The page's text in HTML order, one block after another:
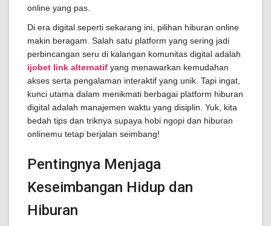
online yang pas.
Di era digital seperti sekarang ini, pilihan hiburan online
makin beragam. Salah satu platform yang sering jadi
perbincangan seru di kalangan komunitas digital adalah
ijobet link alternatif yang menawarkan kemudahan
akses serta pengalaman interaktif yang unik. Tapi ingat,
kunci utama dalam menikmati berbagai platform hiburan
digital adalah manajemen waktu yang disiplin. Yuk, kita
bedah tips dan triknya supaya hobi ngopi dan hiburan
onlinemu tetap berjalan seimbang!
Pentingnya Menjaga
Keseimbangan Hidup dan
Hiburan